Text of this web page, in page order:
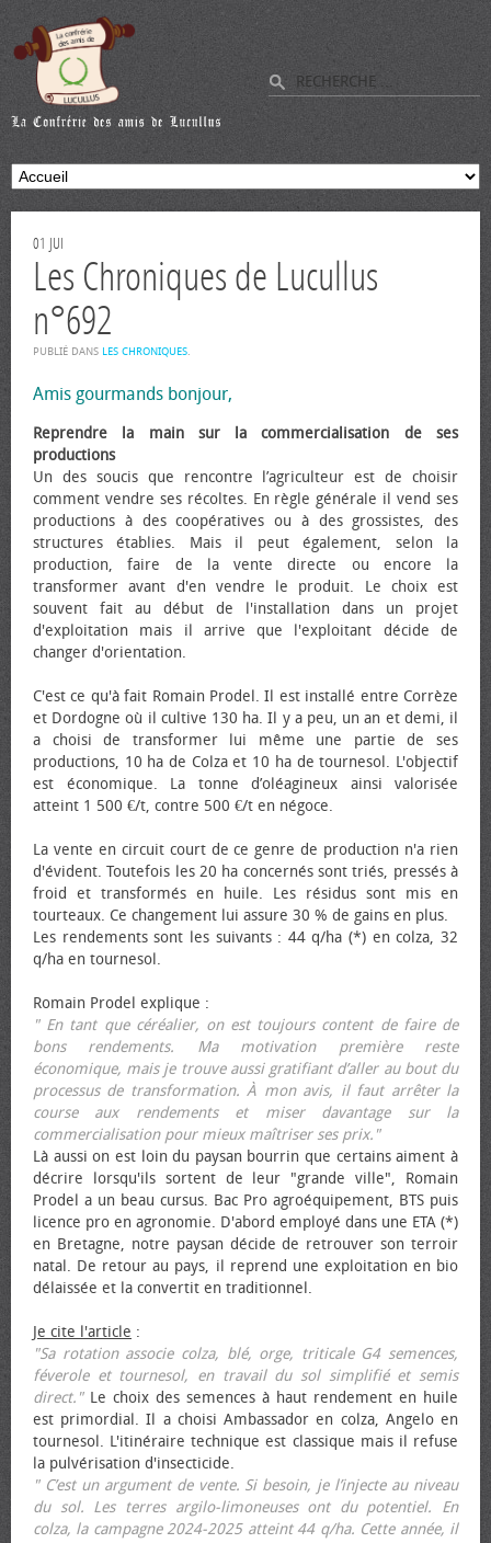
01 JUI
Les Chroniques de Lucullus
n°692
PUBLIÉ DANS LES CHRONIQUES.
Amis gourmands bonjour,
Reprendre la main sur la commercialisation de ses
productions
Un des soucis que rencontre l’agriculteur est de choisir
comment vendre ses récoltes. En règle générale il vend ses
productions à des coopératives ou à des grossistes, des
structures établies. Mais il peut également, selon la
production, faire de la vente directe ou encore la
transformer avant d'en vendre le produit. Le choix est
souvent fait au début de l'installation dans un projet
d'exploitation mais il arrive que l'exploitant décide de
changer d'orientation.
C'est ce qu'à fait Romain Prodel. Il est installé entre Corrèze
et Dordogne où il cultive 130 ha. Il y a peu, un an et demi, il
a choisi de transformer lui même une partie de ses
productions, 10 ha de Colza et 10 ha de tournesol. L'objectif
est économique. La tonne d’oléagineux ainsi valorisée
atteint 1 500 €/t, contre 500 €/t en négoce.
La vente en circuit court de ce genre de production n'a rien
d'évident. Toutefois les 20 ha concernés sont triés, pressés à
froid et transformés en huile. Les résidus sont mis en
tourteaux. Ce changement lui assure 30 % de gains en plus.
Les rendements sont les suivants : 44 q/ha (*) en colza, 32
q/ha en tournesol.
Romain Prodel explique :
" En tant que céréalier, on est toujours content de faire de
bons rendements. Ma motivation première reste
économique, mais je trouve aussi gratifiant d’aller au bout du
processus de transformation. À mon avis, il faut arrêter la
course aux rendements et miser davantage sur la
commercialisation pour mieux maîtriser ses prix."
Là aussi on est loin du paysan bourrin que certains aiment à
décrire lorsqu'ils sortent de leur "grande ville", Romain
Prodel a un beau cursus. Bac Pro agroéquipement, BTS puis
licence pro en agronomie. D'abord employé dans une ETA (*)
en Bretagne, notre paysan décide de retrouver son terroir
natal. De retour au pays, il reprend une exploitation en bio
délaissée et la convertit en traditionnel.
Je cite l'article :
"Sa rotation associe colza, blé, orge, triticale G4 semences,
féverole et tournesol, en travail du sol simplifié et semis
direct."Le choix des semences à haut rendement en huile
est primordial. Il a choisi Ambassador en colza, Angelo en
tournesol. L'itinéraire technique est classique mais il refuse
la pulvérisation d'insecticide.
" C’est un argument de vente. Si besoin, je l’injecte au niveau
du sol. Les terres argilo-limoneuses ont du potentiel. En
colza, la campagne 2024-2025 atteint 44 q/ha. Cette année, il